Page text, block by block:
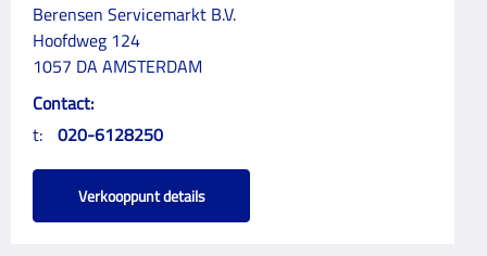
Berensen Servicemarkt B.V.
Hoofdweg 124
1057 DA AMSTERDAM
Contact:
t: 020-6128250
Verkooppunt details